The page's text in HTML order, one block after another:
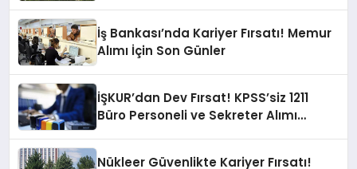
İş Bankası’nda Kariyer Fırsatı! Memur
Alımı İçin Son Günler
İŞKUR’dan Dev Fırsat! KPSS’siz 1211
Büro Personeli ve Sekreter Alımı
Nükleer Güvenlikte Kariyer Fırsatı!